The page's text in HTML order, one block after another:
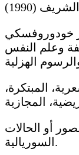
خودوروفسكي
وعلم النفس
المبتكرة،
أو الحالات
السوريالية.